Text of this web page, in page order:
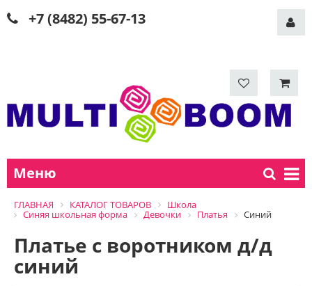
+7 (8482) 55-67-13
Меню
ГЛАВНАЯ КАТАЛОГ ТОВАРОВ
Школа
Синяя школьная форма
Девочки Платья Синий
Платье с воротником д/д
синий